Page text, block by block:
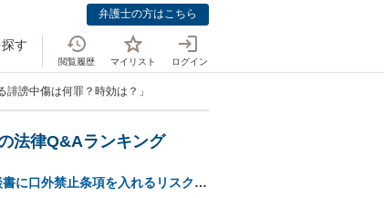
弁護士の方はこちら
す
閲覧履歴 マイリスト ログイン
謗中傷は何罪？時効は？」
法律Q&Aランキング
示談書に口外禁止条項を入れるリスクはありますか？